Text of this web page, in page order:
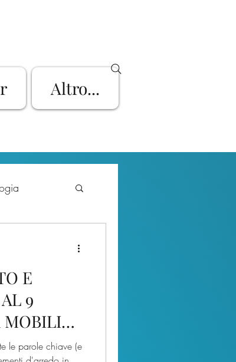
Altro...
CAI
E
9
MOBILI
DI
le parole chiave (e